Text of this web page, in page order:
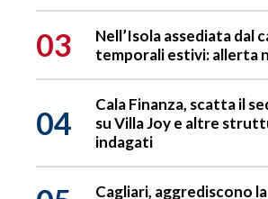
03
Nell’Isola assediata dal
temporali estivi: allerta
04
Cala Finanza, scatta il
su Villa Joy e altre
indagati
Cagliari, aggrediscono